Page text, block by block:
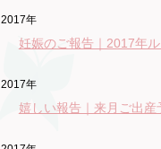
2017年
妊娠のご報告｜2017年
2017年
嬉しい報告｜来月ご出